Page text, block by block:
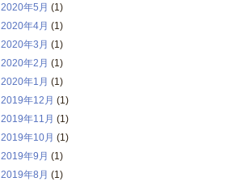
2020年5月 (1)
2020年4月 (1)
2020年3月 (1)
2020年2月 (1)
2020年1月 (1)
2019年12月 (1)
2019年11月 (1)
2019年10月 (1)
2019年9月 (1)
2019年8月 (1)